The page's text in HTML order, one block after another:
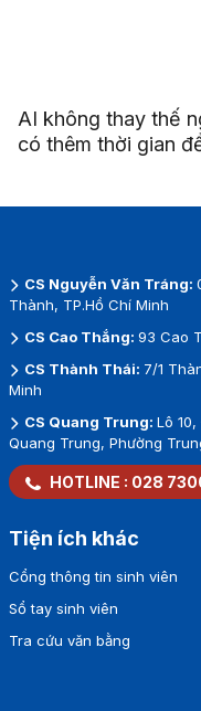
AI không thay thế
có thêm thời gian
CS Nguyễn Văn Tráng:
Thành, TP.Hồ Chí Minh
CS Cao Thắng: 93 Cao
CS Thành Thái: 7/1
Minh
CS Quang Trung: Lô
Quang Trung, Phường
HOTLINE : 028
Tiện ích khác
Cổng thông tin sinh viên
Sổ tay sinh viên
Tra cứu văn bằng